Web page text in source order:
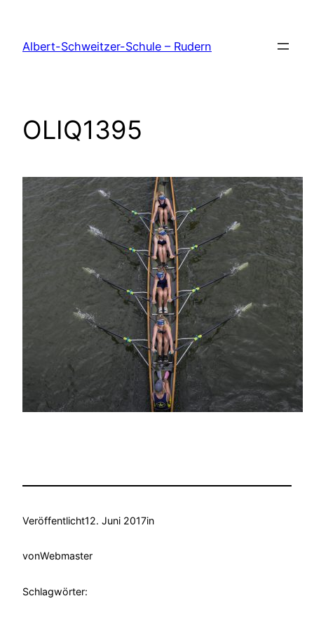
springen
Albert-Schweitzer-Schule – Rudern
OLIQ1395
Veröffentlicht12. Juni 2017in
vonWebmaster
Schlagwörter: